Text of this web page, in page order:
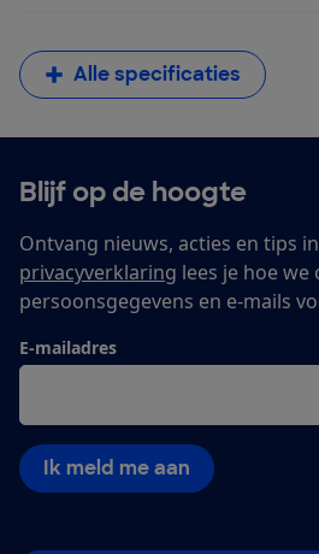
Alle specificaties
Blijf op de hoogte
Ontvang nieuws, acties en tips
privacyverklaring lees je hoe
persoonsgegevens en e-mails
E-mailadres
Ik meld me aan